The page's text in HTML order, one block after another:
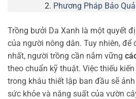
Phương Pháp Bảo
Trồng bưởi Da Xanh là một quyết
của người nông dân. Tuy nhiên,
nhất, người trồng cần nắm vững
theo chuẩn kỹ thuật. Việc thiếu
trong khâu thiết lập ban đầu sẽ
sức khỏe và năng suất của vườn